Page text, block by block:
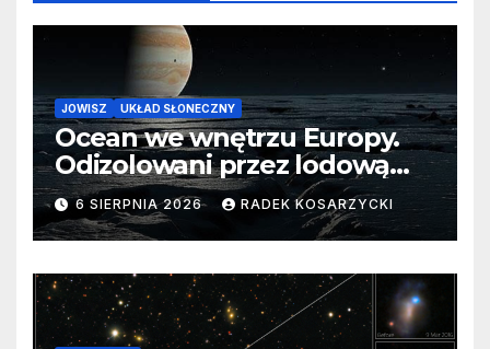
JOWISZ UKŁAD SŁONECZNY
Ocean we wnętrzu Europy.
Odizolowani przez lodową
barierę
6 SIERPNIA 2026 RADEK KOSARZYCKI